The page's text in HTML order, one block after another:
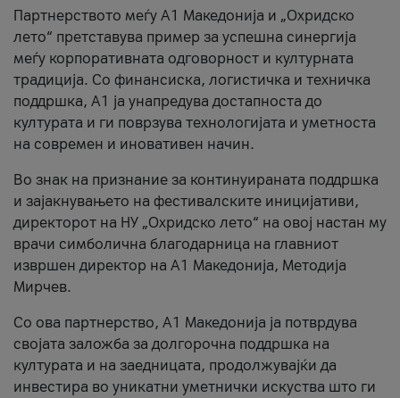
Партнерството меѓу A1 Македонија и „Охридско
лето“ претставува пример за успешна синергија
меѓу корпоративната одговорност и културната
традиција. Со финансиска, логистичка и техничка
поддршка, A1 ја унапредува достапноста до
културата и ги поврзува технологијата и уметноста
на современ и иновативен начин.
Во знак на признание за континуираната поддршка
и зајакнувањето на фестивалските иницијативи,
директорот на НУ „Охридско лето“ на овој настан му
врачи симболична благодарница на главниот
извршен директор на A1 Македонија, Методија
Мирчев.
Со ова партнерство, A1 Македонија ја потврдува
својата заложба за долгорочна поддршка на
културата и на заедницата, продолжувајќи да
инвестира во уникатни уметнички искуства што ги